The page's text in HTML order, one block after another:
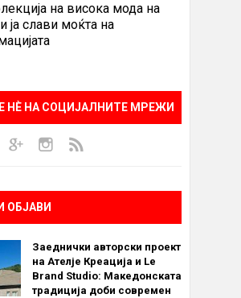
на висока мода на
ја слави моќта на
НÈ НА СОЦИЈАЛНИТЕ МРЕЖИ
ОБЈАВИ
Заеднички авторски проект
на Ателје Креација и Le
Brand Studio: Македонската
традиција доби современ